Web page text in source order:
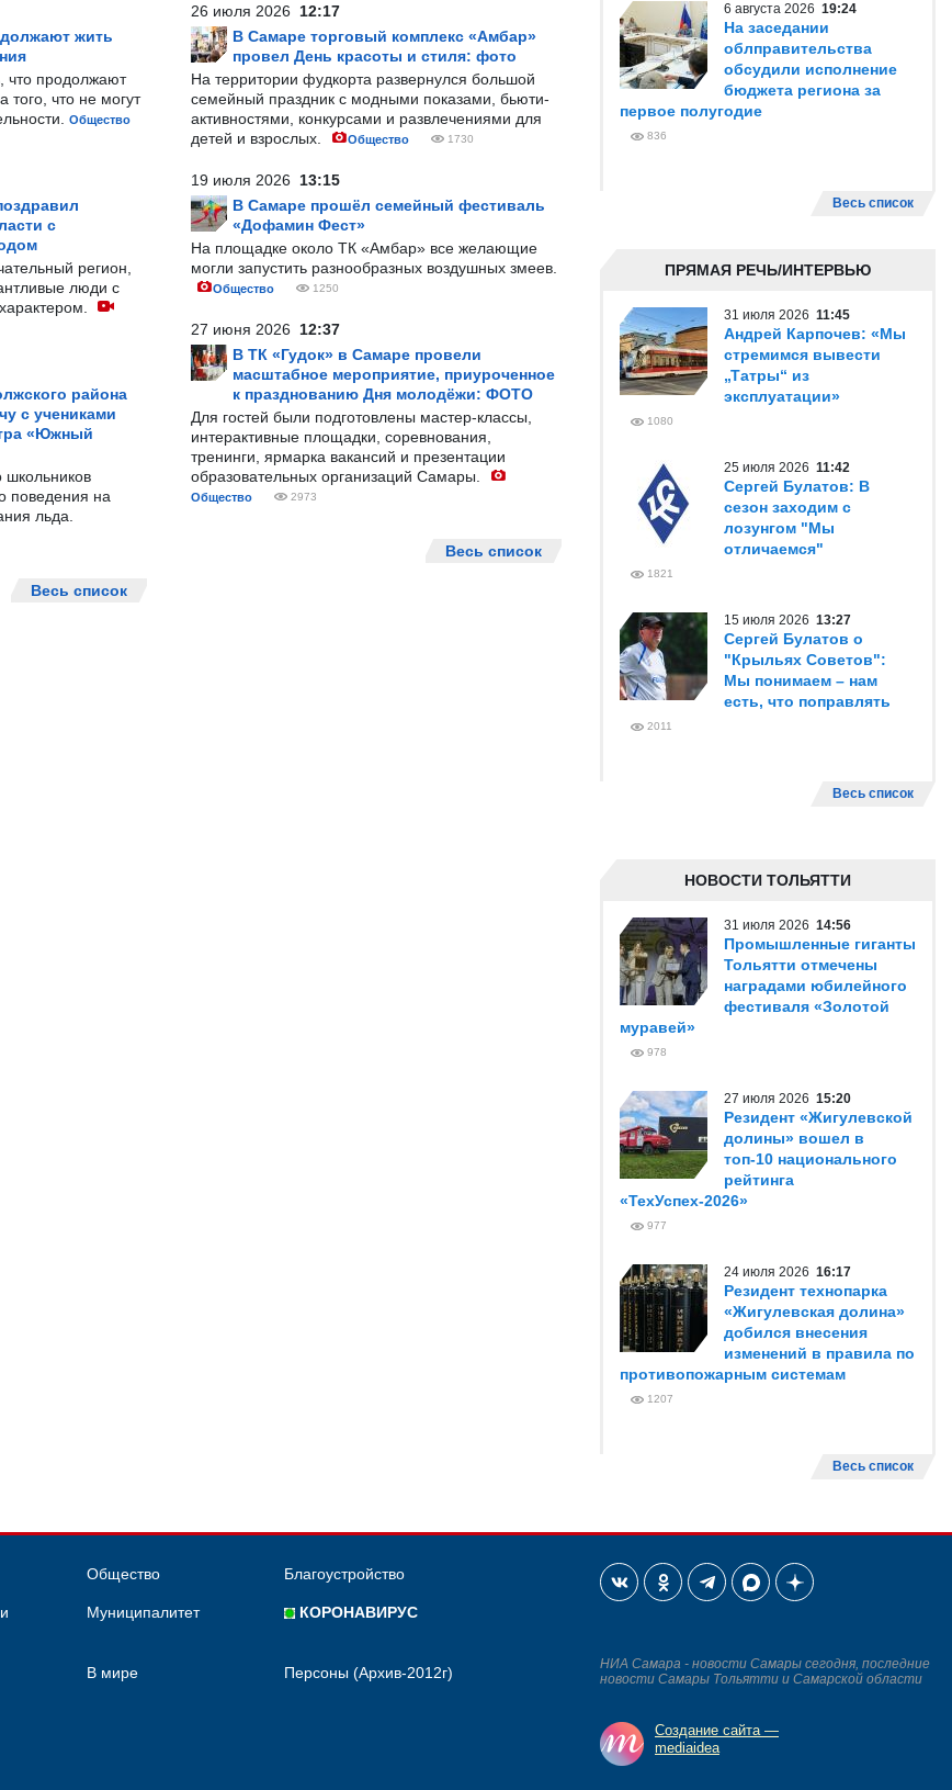
жить
что продолжают
что не могут
Общество
с
регион,
люди с
района
с учениками
«Южный
школьников
поведения на
льда.
Весь список
26 июля 2026 12:17
В Самаре торговый комплекс «Амбар»
провел День красоты и стиля: фото
На территории фудкорта развернулся большой
семейный праздник с модными показами, бьюти-
активностями, конкурсами и развлечениями для
детей и взрослых.
Общество 1730
19 июля 2026 13:15
В Самаре прошёл семейный фестиваль
«Дофамин Фест»
На площадке около ТК «Амбар» все желающие
могли запустить разнообразных воздушных змеев.
Общество 1250
27 июня 2026 12:37
В ТК «Гудок» в Самаре провели
масштабное мероприятие, приуроченное
к празднованию Дня молодёжи: ФОТО
Для гостей были подготовлены мастер-классы,
интерактивные площадки, соревнования,
тренинги, ярмарка вакансий и презентации
образовательных организаций Самары.
Общество 2973
Весь список
6 августа 2026 19:24
На заседании
облправительства
обсудили исполнение
бюджета региона за
первое полугодие
836
Весь список
ПРЯМАЯ РЕЧЬ/ИНТЕРВЬЮ
31 июля 2026 11:45
Андрей Карпочев: «Мы
стремимся вывести
„Татры“ из
эксплуатации»
1080
25 июля 2026 11:42
Сергей Булатов: В
сезон заходим с
лозунгом "Мы
отличаемся"
1821
15 июля 2026 13:27
Сергей Булатов о
"Крыльях Советов":
Мы понимаем – нам
есть, что поправлять
2011
Весь список
НОВОСТИ ТОЛЬЯТТИ
31 июля 2026 14:56
Промышленные гиганты
Тольятти отмечены
наградами юбилейного
фестиваля «Золотой
муравей»
978
27 июля 2026 15:20
Резидент «Жигулевской
долины» вошел в
топ-10 национального
рейтинга
«ТехУспех-2026»
977
24 июля 2026 16:17
Резидент технопарка
«Жигулевская долина»
добился внесения
изменений в правила по
противопожарным системам
1207
Весь список
Общество Благоустройство
Муниципалитет КОРОНАВИРУС
В мире Персоны (Архив-2012г)
НИА Самара - новости Самары сегодня, последние
новости Самары Тольятти и Самарской области
Создание сайта —
mediaidea